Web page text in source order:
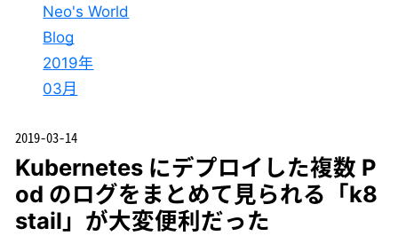
Neo's World
Blog
2019年
03月
2019-03-14
Kubernetes にデプロイした複数 P
od のログをまとめて見られる「k8
stail」が大変便利だった